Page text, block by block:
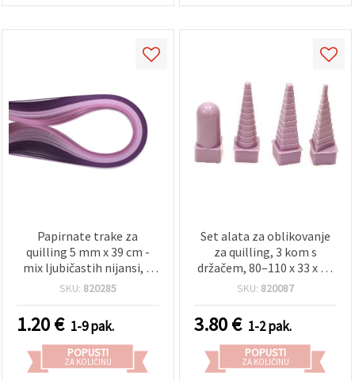
Papirnate trake za
quilling 5 mm x 39 cm -
mix ljubičastih nijansi, 5
boja, 100 kom
SKU: 820285
1.20€ 1-9 pak.
POPUSTI
ZA KOLIČINU
Set alata za oblikovanje
za quilling, 3 kom s
držačem, 80–110 x 33 x 33
mm, asortirano
SKU: 820087
3.80€ 1-2 pak.
POPUSTI
ZA KOLIČINU